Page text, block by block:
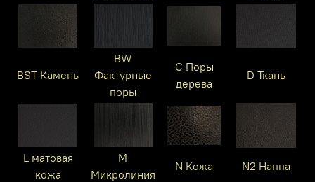
BST Камень
BW
Фактурные
поры
C Поры
дерева
D Ткань
L матовая
кожа
M
Микролиния
N Кожа N2 Наппа